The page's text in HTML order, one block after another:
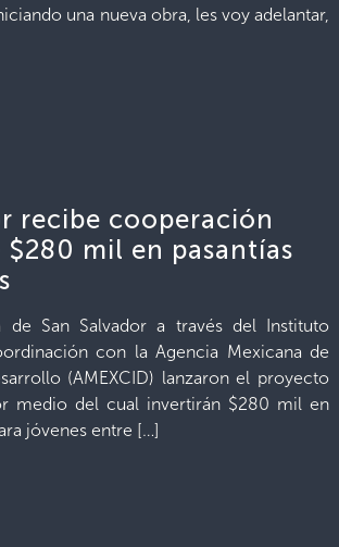
una nueva obra, les voy adelantar,
recibe cooperación
mil en pasantías
San Salvador a través del Instituto
con la Agencia Mexicana de
(AMEXCID) lanzaron el proyecto
medio del cual invertirán $280 mil en
jóvenes entre […]